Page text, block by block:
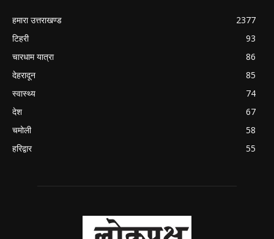
हमारा उत्तराखण्ड
2377
टिहरी
93
चारधाम यात्रा
86
देहरादून
85
स्वास्थ्य
74
देश
67
चमोली
58
हरिद्वार
55